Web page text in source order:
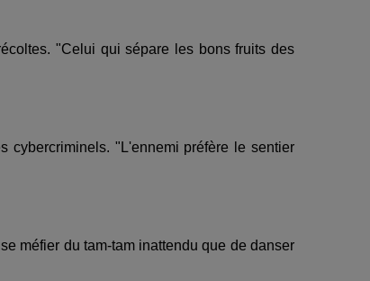
"Celui qui sépare les bons fruits des
cybercriminels. "L'ennemi préfère le sentier
méfier du tam-tam inattendu que de danser